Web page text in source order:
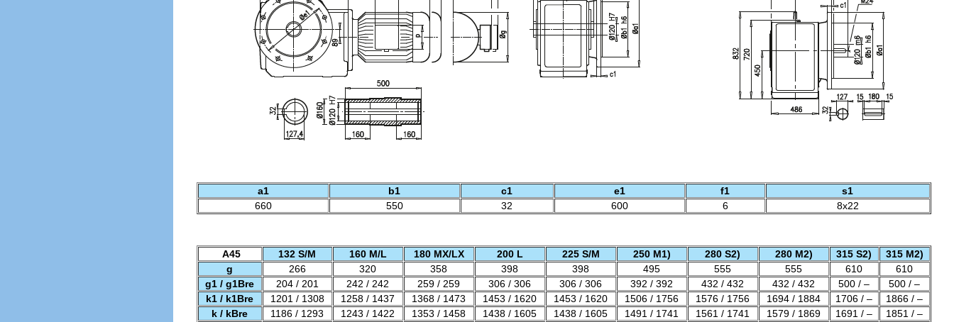
a1 b1 c1 e1 f1
s1
660
550 32 600 6 8x22
A45 132 S/M 160 M/L 180 MX/LX 200 L 225 S/M 250 M1) 280 S2) 280 M2) 315 S2)
315 M2)
g
266 320 358 398 398 495 555 555 610
610
g1 / g1Bre
204 / 201 242 / 242 259 / 259 306 / 306 306 / 306 392 / 392 432 / 432 432 / 432 500 / –
500 / –
k1 / k1Bre
1201 / 1308 1258 / 1437 1368 / 1473 1453 / 1620 1453 / 1620 1506 / 1756 1576 / 1756 1694 / 1884 1706 / –
1866 / –
k / kBre
1186 / 1293 1243 / 1422 1353 / 1458 1438 / 1605 1438 / 1605 1491 / 1741 1561 / 1741 1579 / 1869 1691 / –
1851 / –